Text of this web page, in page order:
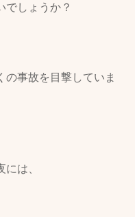
でしょうか？
の事故を目撃していま
は、